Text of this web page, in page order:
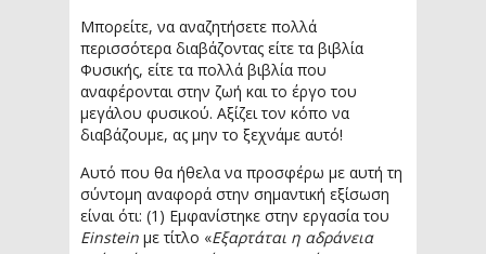
Μπορείτε, να αναζητήσετε πολλά
περισσότερα διαβάζοντας είτε τα βιβλία
Φυσικής, είτε τα πολλά βιβλία που
αναφέρονται στην ζωή και το έργο του
μεγάλου φυσικού. Αξίζει τον κόπο να
διαβάζουμε, ας μην το ξεχνάμε αυτό!
Αυτό που θα ήθελα να προσφέρω με αυτή τη
σύντομη αναφορά στην σημαντική εξίσωση
είναι ότι: (1) Εμφανίστηκε στην εργασία του
Einstein με τίτλο «Εξαρτάται η αδράνεια